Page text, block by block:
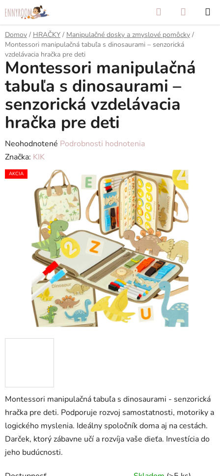
na
obsah
Hľadať
KOŠÍK
Domov / HRAČKY / Manipulačné dosky a zmyslové pomôcky /
Montessori manipulačná tabuľa s dinosaurami – senzorická
vzdelávacia hračka pre deti
Montessori manipulačná tabuľa s dinosaurami - senzorická
hračka pre deti. Podporuje rozvoj samostatnosti, motoriky a
logického myslenia. Ideálny spoločník doma aj na cestách.
Darček, ktorý zábavne učí a rozvíja vaše dieťa. Investícia do
jeho budúcnosti.
Montessori manipulačná
tabuľa s dinosaurami –
senzorická vzdelávacia
hračka pre deti
Priemerné
hodnotenie
produktu
hviezdičiek.
Neohodnotené Podrobnosti hodnotenia
Značka: KIK
AKCIA